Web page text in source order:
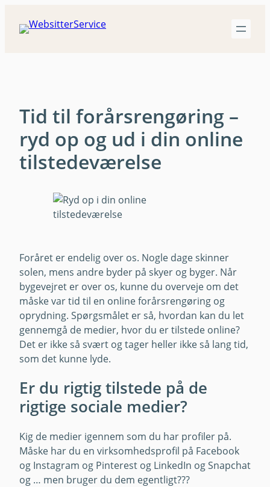
Tid til forårsrengøring –
ryd op og ud i din online
tilstedeværelse
Foråret er endelig over os. Nogle dage skinner
solen, mens andre byder på skyer og byger. Når
bygevejret er over os, kunne du overveje om det
måske var tid til en online forårsrengøring og
oprydning. Spørgsmålet er så, hvordan kan du let
gennemgå de medier, hvor du er tilstede online?
Det er ikke så svært og tager heller ikke så lang tid,
som det kunne lyde.
Er du rigtig tilstede på de
rigtige sociale medier?
Kig de medier igennem som du har profiler på.
Måske har du en virksomhedsprofil på Facebook
og Instagram og Pinterest og LinkedIn og Snapchat
og … men bruger du dem egentligt???